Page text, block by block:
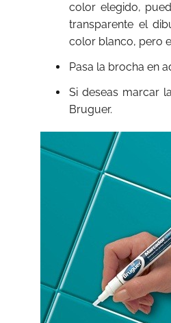
color elegido,
transparente el
color blanco, pero
Pasa la brocha en
Si deseas marcar
Bruguer.